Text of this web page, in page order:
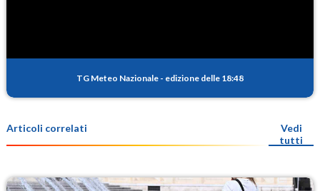
TG Meteo Nazionale - edizione delle 18:48
Articoli correlati
Vedi
tutti